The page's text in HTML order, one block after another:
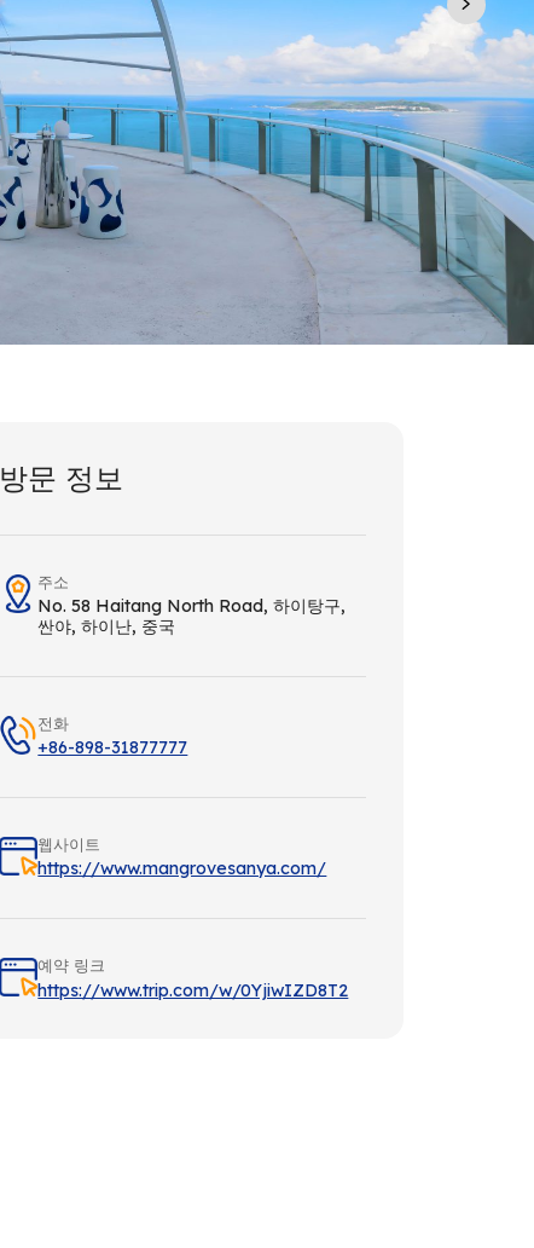
방문 정보
주소
No. 58 Haitang North Road, 하이탕구,
싼야, 하이난, 중국
전화
+86-898-31877777
웹사이트
https://www.mangrovesanya.com/
예약 링크
https://www.trip.com/w/0YjiwIZD8T2